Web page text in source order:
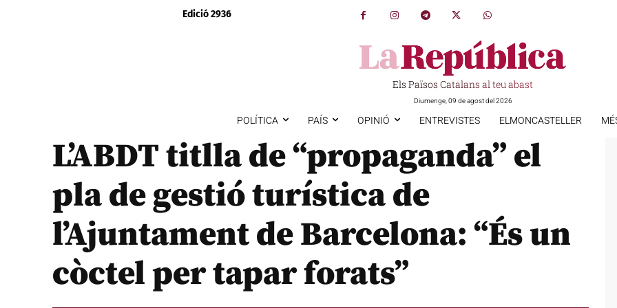
Edició 2936
Els Països Catalans al teu abast
Diumenge, 09 de agost del 2026
POLÍTICA PAÍS OPINIÓ ENTREVISTES ELMONCASTELLER
L’ABDT titlla de “propaganda” el
pla de gestió turística de
l’Ajuntament de Barcelona: “És un
còctel per tapar forats”